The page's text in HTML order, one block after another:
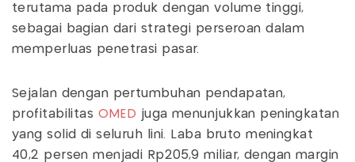
terutama pada produk dengan volume tinggi,
sebagai bagian dari strategi perseroan dalam
memperluas penetrasi pasar.
Sejalan dengan pertumbuhan pendapatan,
profitabilitas OMED juga menunjukkan peningkatan
yang solid di seluruh lini. Laba bruto meningkat
40,2 persen menjadi Rp205,9 miliar, dengan margin